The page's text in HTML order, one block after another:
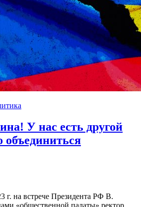
У нас есть другой
г. на встрече Президента РФ В.
«общественной палаты» ректор